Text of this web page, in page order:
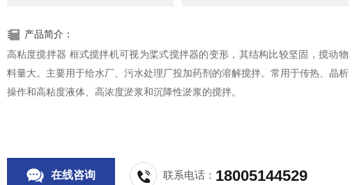
产品简介：
高粘度搅拌器 框式搅拌机可视为桨式搅拌器的变形，其结构比较坚固，搅动物
料量大。主要用于给水厂、污水处理厂投加药剂的溶解搅拌。常用于传热、晶析
操作和高粘度液体、高浓度淤浆和沉降性淤浆的搅拌。
在线咨询 联系电话： 18005144529